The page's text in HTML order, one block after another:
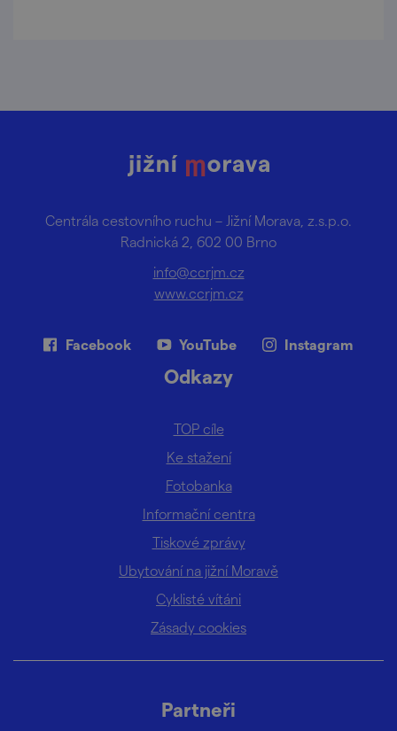
Centrála cestovního ruchu – Jižní Morava, z.s.p.o.
Radnická 2, 602 00 Brno
info@ccrjm.cz
www.ccrjm.cz
Facebook YouTube Instagram
Odkazy
TOP cíle
Ke stažení
Fotobanka
Informační centra
Tiskové zprávy
Ubytování na jižní Moravě
Cyklisté vítáni
Zásady cookies
Partneři